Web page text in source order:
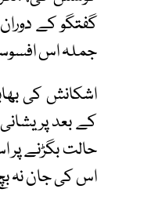
گفتگو کے
جملہ اس
اشکانش کی
کے بعد
حالت بگڑنے پر
اس کی جان نہ